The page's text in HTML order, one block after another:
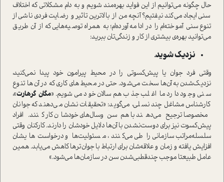
حال چگونه می‌توانیم از این فواید بهره‌مند شویم و به دام مشکلاتی که اختلاف
سنی ایجاد می‌کند نیفتیم؟ آنچه من از بالاترین تاثیر و رضایت فردی ناشی از
تنوع سنی آموخته‌ام را در ادامه آورده‌ام؛ به همراه توصیه‌هایی که از آن طریق
می‌توانید بهره‌ی بیشتری از کار و زندگی‌تان ببرید:
نزدیک شوید.
‌وقتی فرد جوان یا پیش‌کسوتی را در محیط پیرامون خود پیدا نمی‌کنید،
نزدیک‌شدن به آن‌ها سخت می‌شود. حتی در محیط‌های کاری که در آن‌ها تنوع
سنی وجود دارد ما اغلب جذب هم‌سالان خود می‌شویم. «مگان گرهارت»،
کارشناس مشاغل چند نسلی، می‌گوید: «تحقیقات نشان می‌دهند که جوانان
مخصوصا ترجیح می‌دهند با هم‌سن‌و‌سال‌های خودشان کار کنند. افراد
پیش‌کسوت نیز برای دوست‌نشدن با آن‌ها دلایل خودشان را دارند. کارکنان وقتی
سلسله‌مراتب سازمانی را طی می‌کنند، مسئولیت‌ها و درخواست‌هایشان
افزایش یافته و زمان و علاقه‌شان برای ارتباط با جوان‌ترها کاهش می‌یابد. همین
عامل طبیعتا موجب چند‌قطبی‌شدن سن در سازمان‌ها می‌شود.»